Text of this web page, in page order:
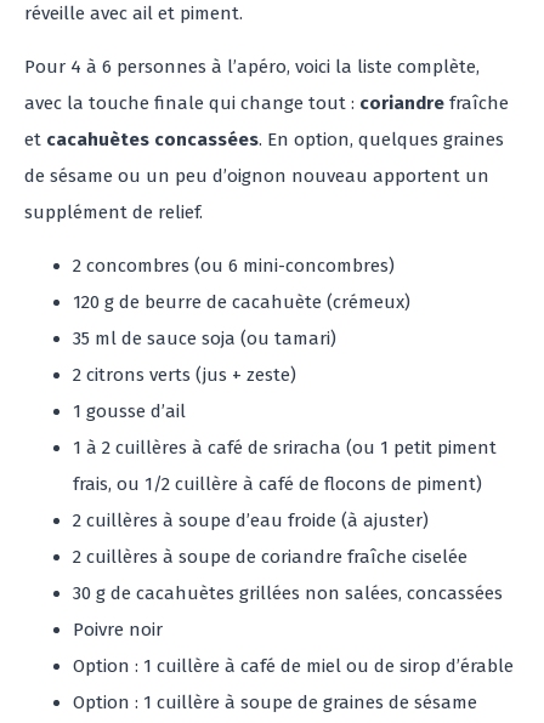
réveille avec ail et piment.
Pour 4 à 6 personnes à l’apéro, voici la liste complète,
avec la touche finale qui change tout : coriandre fraîche
et cacahuètes concassées. En option, quelques graines
de sésame ou un peu d’oignon nouveau apportent un
supplément de relief.
2 concombres (ou 6 mini-concombres)
120 g de beurre de cacahuète (crémeux)
35 ml de sauce soja (ou tamari)
2 citrons verts (jus + zeste)
1 gousse d’ail
1 à 2 cuillères à café de sriracha (ou 1 petit piment
frais, ou 1/2 cuillère à café de flocons de piment)
2 cuillères à soupe d’eau froide (à ajuster)
2 cuillères à soupe de coriandre fraîche ciselée
30 g de cacahuètes grillées non salées, concassées
Poivre noir
Option : 1 cuillère à café de miel ou de sirop d’érable
Option : 1 cuillère à soupe de graines de sésame